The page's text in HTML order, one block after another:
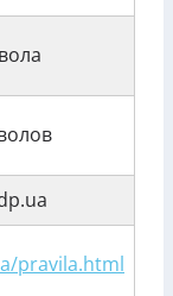
pravila.html